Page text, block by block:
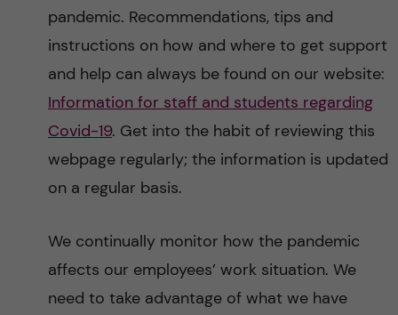
pandemic. Recommendations, tips and
instructions on how and where to get support
and help can always be found on our website:
Information for staff and students regarding
Covid-19. Get into the habit of reviewing this
webpage regularly; the information is updated
on a regular basis.
We continually monitor how the pandemic
affects our employees’ work situation. We
need to take advantage of what we have